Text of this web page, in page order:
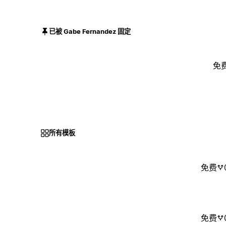
已被 Gabe Fernandez 固定
免
所有模板
免费
免费